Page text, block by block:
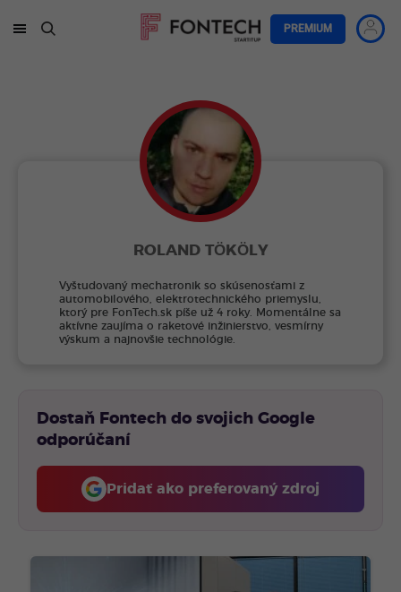
PREMIUM
ROLAND TÖKÖLY
Vyštudovaný mechatronik so skúsenosťami z
automobilového, elektrotechnického priemyslu,
ktorý pre FonTech.sk píše už 4 roky. Momentálne sa
aktívne zaujíma o raketové inžinierstvo, vesmírny
výskum a najnovšie technológie.
Dostaň Fontech do svojich Google
odporúčaní
Pridať ako preferovaný zdroj
Fontech, odkaz sa otvorí v